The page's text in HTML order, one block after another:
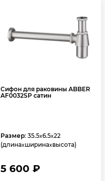
Сифон для раковины ABBER
AF0032SP сатин
Размер: 35.5x6.5x22
(длинаxширинаxвысота)
5 600 ₽